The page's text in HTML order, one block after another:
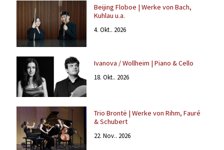
Beijing Floboe | Werke von Bach,
Kuhlau u.a.
4. Okt.. 2026
Ivanova / Wollheim | Piano & Cello
18. Okt.. 2026
Trio Brontë | Werke von Rihm, Fauré
& Schubert
22. Nov.. 2026